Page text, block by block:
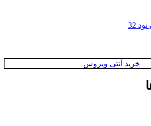
32
خرید آنتی ویروس